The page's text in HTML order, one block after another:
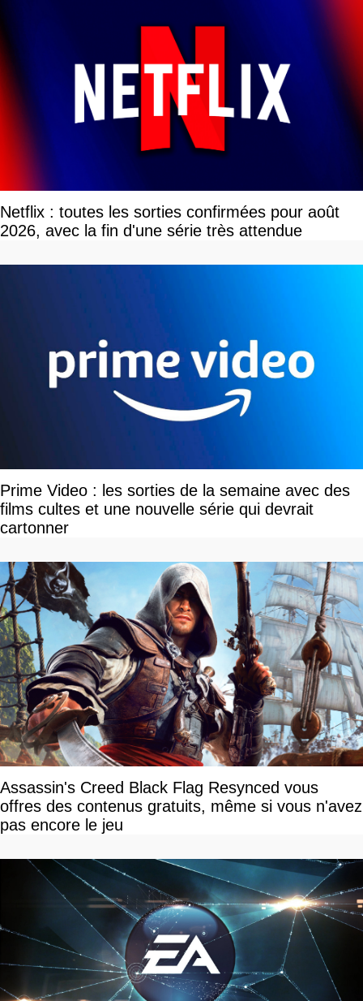
Netflix : toutes les sorties confirmées pour août
2026, avec la fin d'une série très attendue
Prime Video : les sorties de la semaine avec des
films cultes et une nouvelle série qui devrait
cartonner
Assassin's Creed Black Flag Resynced vous
offres des contenus gratuits, même si vous n'avez
pas encore le jeu